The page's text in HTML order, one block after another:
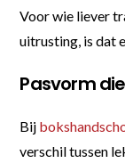
Voor wie liever
uitrusting, is dat
Pasvorm
Bij
verschil tussen